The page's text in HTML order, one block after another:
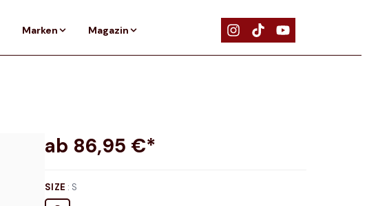
Marken Magazin
ab 86,95 €*
SIZE : S